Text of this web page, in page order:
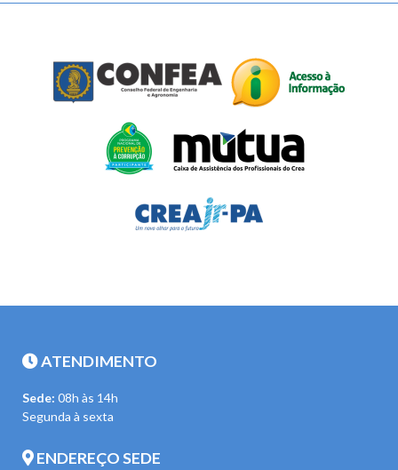
ATENDIMENTO
Sede: 08h às 14h
Segunda à sexta
ENDEREÇO SEDE